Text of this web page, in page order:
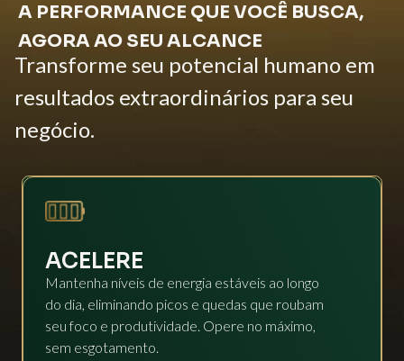
A PERFORMANCE QUE VOCÊ BUSCA,
AGORA AO SEU ALCANCE
Transforme seu potencial humano em
resultados extraordinários para seu
negócio.
ACELERE
Mantenha níveis de energia estáveis ao longo
do dia, eliminando picos e quedas que roubam
seu foco e produtividade. Opere no máximo,
sem esgotamento.